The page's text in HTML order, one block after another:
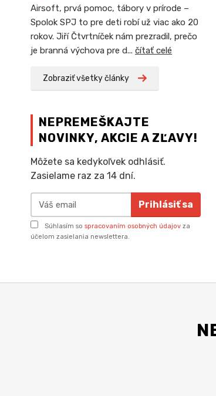
Airsoft, prvá pomoc, tábory v prírode –
Spolok SPJ to pre deti robí už viac ako 20
rokov. Jiří Čtvrtníček nám prezradil, prečo
je branná výchova pre d... čítať celé
Zobraziť všetky články
NEPREMEŠKAJTE
NOVINKY, AKCIE A ZĽAVY!
Môžete sa kedykoľvek odhlásiť.
Zasielame raz za 14 dní.
Prihlásiť sa
Súhlasím so spracovaním osobných údajov za
účelom zasielania newslettera.